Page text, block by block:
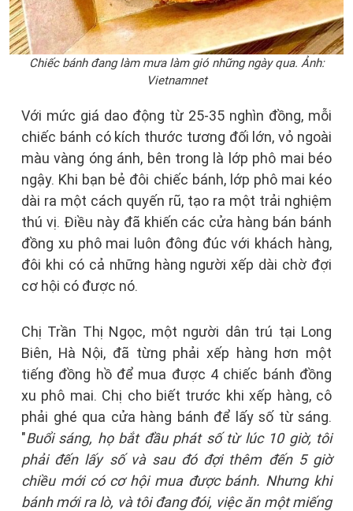
Chiếc bánh đang làm mưa làm gió những ngày qua. Ảnh:
Vietnamnet
Với mức giá dao động từ 25-35 nghìn đồng, mỗi
chiếc bánh có kích thước tương đối lớn, vỏ ngoài
màu vàng óng ánh, bên trong là lớp phô mai béo
ngậy. Khi bạn bẻ đôi chiếc bánh, lớp phô mai kéo
dài ra một cách quyến rũ, tạo ra một trải nghiệm
thú vị. Điều này đã khiến các cửa hàng bán bánh
đồng xu phô mai luôn đông đúc với khách hàng,
đôi khi có cả những hàng người xếp dài chờ đợi
cơ hội có được nó.
Chị Trần Thị Ngọc, một người dân trú tại Long
Biên, Hà Nội, đã từng phải xếp hàng hơn một
tiếng đồng hồ để mua được 4 chiếc bánh đồng
xu phô mai. Chị cho biết trước khi xếp hàng, cô
phải ghé qua cửa hàng bánh để lấy số từ sáng.
"Buổi sáng, họ bắt đầu phát số từ lúc 10 giờ, tôi
phải đến lấy số và sau đó đợi thêm đến 5 giờ
chiều mới có cơ hội mua được bánh. Nhưng khi
bánh mới ra lò, và tôi đang đói, việc ăn một miếng